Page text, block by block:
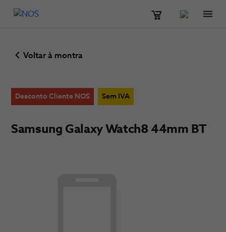
Voltar à montra
Desconto Cliente NOS Sem IVA
Samsung Galaxy Watch8 44mm BT